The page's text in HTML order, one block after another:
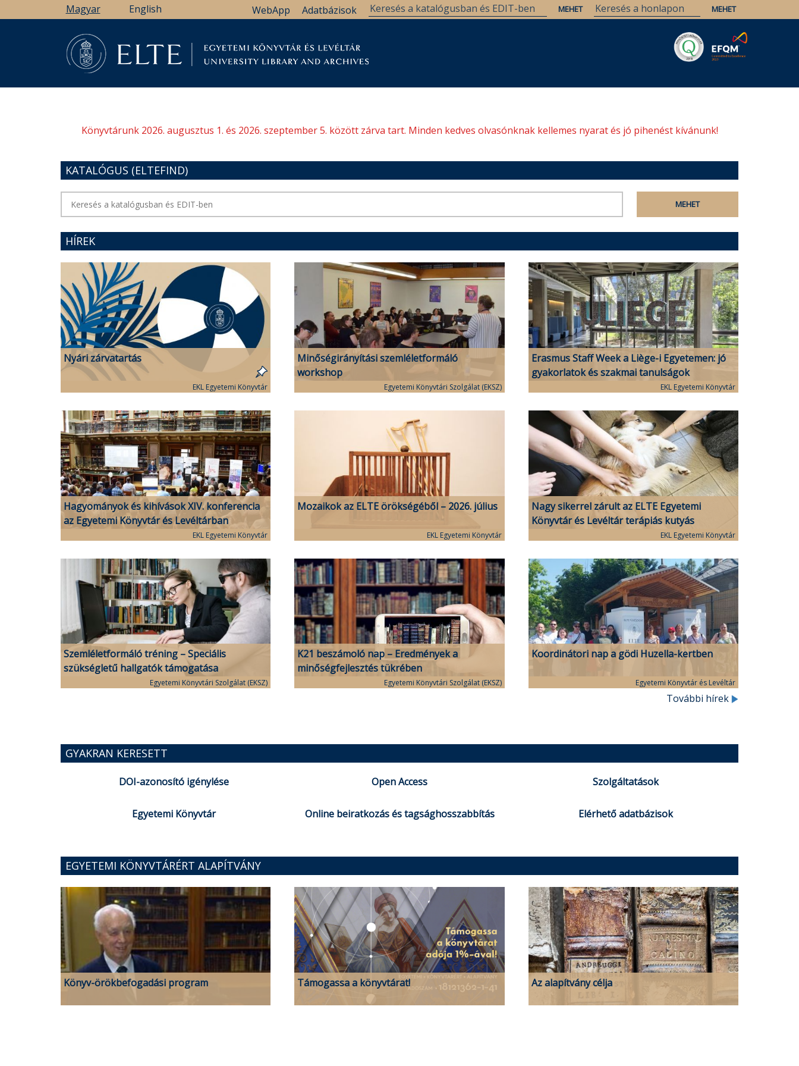
a
Magyar English Adatbázisok
WebApp
Könyvtárunk 2026. augusztus 1. és 2026. szeptember 5. között zárva tart. Minden kedves olvasónknak kellemes nyarat és jó pihenést kívánunk!
KATALÓGUS (ELTEFIND)
HÍREK
Nyári zárvatartás
EKL Egyetemi Könyvtár
Minőségirányítási szemléletformáló
workshop
Egyetemi Könyvtári Szolgálat (EKSZ)
Erasmus Staff Week a Liège-i Egyetemen: jó
gyakorlatok és szakmai tanulságok
EKL Egyetemi Könyvtár
Hagyományok és kihívások XIV. konferencia
az Egyetemi Könyvtár és Levéltárban
EKL Egyetemi Könyvtár
Mozaikok az ELTE örökségéből – 2026. július
EKL Egyetemi Könyvtár
Nagy sikerrel zárult az ELTE Egyetemi
Könyvtár és Levéltár terápiás kutyás
EKL Egyetemi Könyvtár
Szemléletformáló tréning – Speciális
szükségletű hallgatók támogatása
Egyetemi Könyvtári Szolgálat (EKSZ)
K21 beszámoló nap – Eredmények a
minőségfejlesztés tükrében
Egyetemi Könyvtári Szolgálat (EKSZ)
Koordinátori nap a gödi Huzella-kertben
Egyetemi Könyvtár és Levéltár
További hírek
GYAKRAN KERESETT
DOI-azonosító igénylése Open Access Szolgáltatások
Egyetemi Könyvtár Online beiratkozás és tagsághosszabbítás Elérhető adatbázisok
EGYETEMI KÖNYVTÁRÉRT ALAPÍTVÁNY
Könyv-örökbefogadási program Támogassa a könyvtárat! Az alapítvány célja